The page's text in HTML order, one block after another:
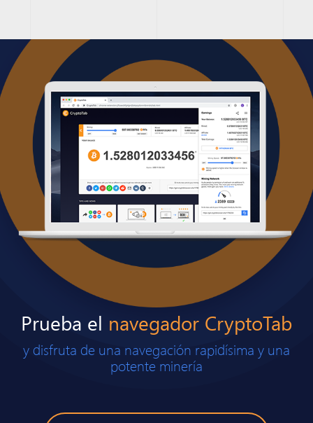
Prueba el navegador CryptoTab
y disfruta de una navegación rapidísima y una
potente minería